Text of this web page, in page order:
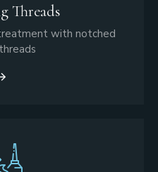
Threads
with notched